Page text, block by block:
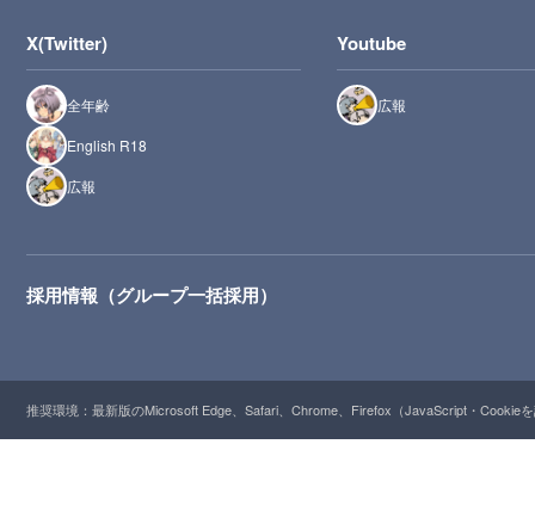
X(Twitter)
全年齢
English R18
広報
Youtube
広報
採用情報（グループ一括採用）
推奨環境：最新版のMicrosoft Edge、Safari、Chrome、Firefox（JavaScript・Cookie